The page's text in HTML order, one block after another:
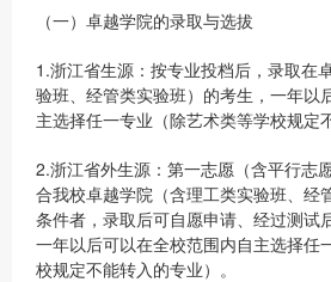
（一）卓越学院的录取与选拔
1.浙江省生源：按专业投档后，录取在
验班、经管类实验班）的考生，一年以
主选择任一专业（除艺术类等学校规定
2.浙江省外生源：第一志愿（含平行志
合我校卓越学院（含理工类实验班、经
条件者，录取后可自愿申请、经过测试
一年以后可以在全校范围内自主选择任
校规定不能转入的专业）。